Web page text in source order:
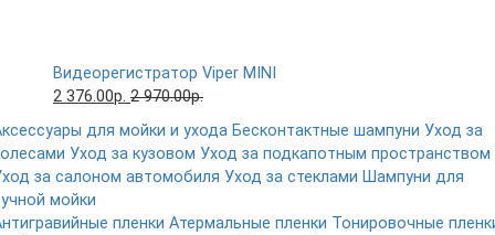
Видеорегистратор Viper MINI
2 376.00р. 2 970.00р.
для мойки и ухода Бесконтактные шампуни Уход за
Уход за кузовом Уход за подкапотным пространством
за салоном автомобиля Уход за стеклами Шампуни для
мойки
пленки Атермальные пленки Тонировочные